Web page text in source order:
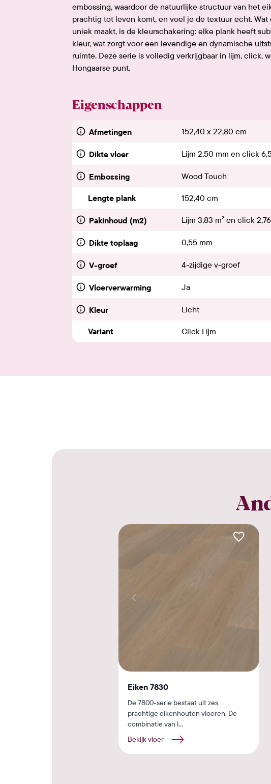
embossing, waardoor de natuurlijke structuur van het
prachtig tot leven komt, en voel je de textuur echt. Wat
uniek maakt, is de kleurschakering: elke plank heeft
kleur, wat zorgt voor een levendige en dynamische
ruimte. Deze serie is volledig verkrijgbaar in lijm, click,
Hongaarse punt.
Eigenschappen
Afmetingen 152,40 x 22,80 cm
Dikte vloer Lijm 2,50 mm en click
Embossing Wood Touch
Lengte plank 152,40 cm
Pakinhoud (m2) Lijm 3,83 m² en click
Dikte toplaag 0,55 mm
V-groef 4-zijdige v-groef
Vloerverwarming Ja
Kleur Licht
Variant Click Lijm
Eiken 7830
De 7800-serie bestaat uit zes
prachtige eikenhouten vloeren. De
combinatie van l...
Bekijk vloer